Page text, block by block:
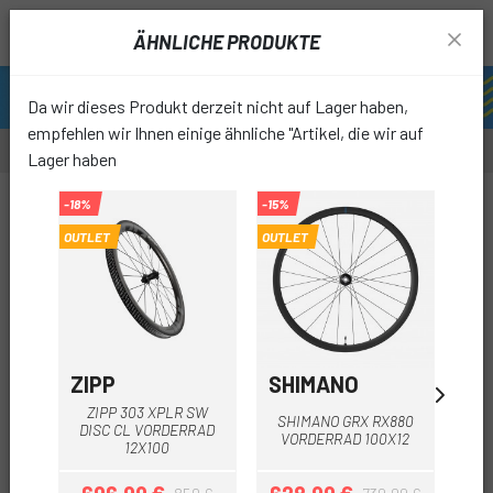
ÄHNLICHE PRODUKTE
Da wir dieses Produkt derzeit nicht auf Lager haben,
empfehlen wir Ihnen einige ähnliche "Artikel, die wir auf
Lager haben
-18%
OUTLET
ZIPP
ZIPP 303 XPLR SW
DISC CL VORDERRAD
12X100
-15%
OUTLET
SHIMANO
SHIMANO GRX RX880
VORDERRAD 100X12